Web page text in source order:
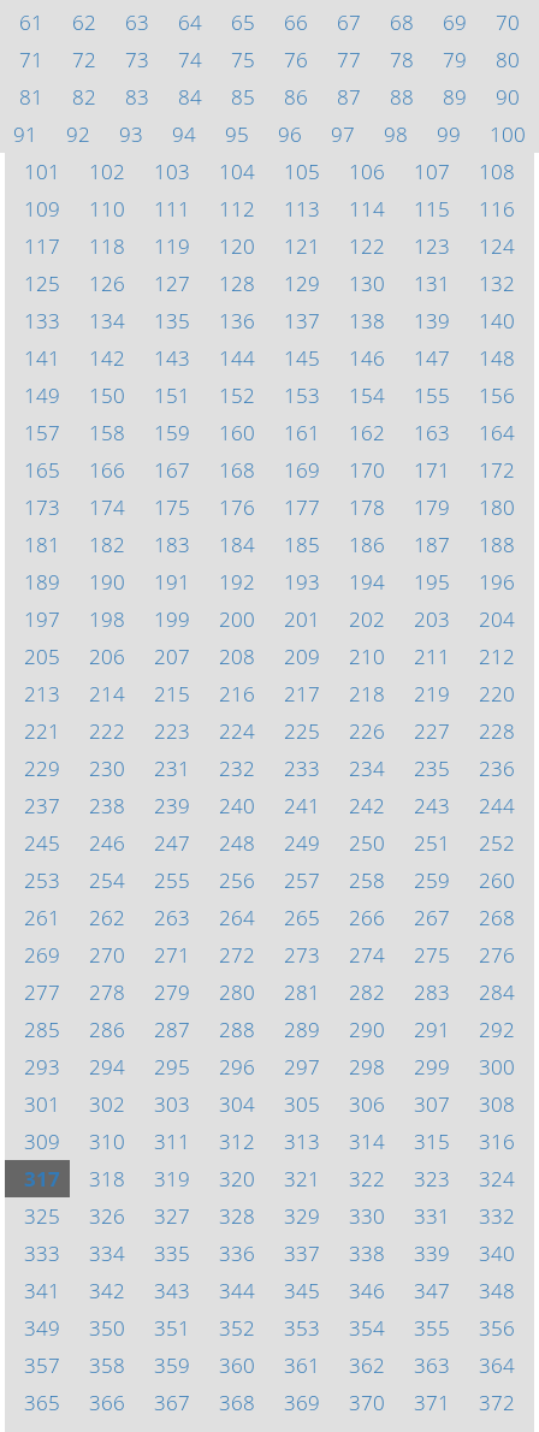
61
62 63 64 65 66 67 68 69
70
71
72 73 74 75 76 77 78 79
80
81
82 83 84 85 86 87 88 89
90
91
92 93 94 95 96 97 98 99
100
101
102 103 104 105 106 107
108
109
110 111 112 113 114 115
116
117
118 119 120 121 122 123
124
125
126 127 128 129 130 131
132
133
134 135 136 137 138 139
140
141
142 143 144 145 146 147
148
149
150 151 152 153 154 155
156
157
158 159 160 161 162 163
164
165
166 167 168 169 170 171
172
173
174 175 176 177 178 179
180
181
182 183 184 185 186 187
188
189
190 191 192 193 194 195
196
197
198 199 200 201 202 203
204
205
206 207 208 209 210 211
212
213
214 215 216 217 218 219
220
221
222 223 224 225 226 227
228
229
230 231 232 233 234 235
236
237
238 239 240 241 242 243
244
245
246 247 248 249 250 251
252
253
254 255 256 257 258 259
260
261
262 263 264 265 266 267
268
269
270 271 272 273 274 275
276
277
278 279 280 281 282 283
284
285
286 287 288 289 290 291
292
293
294 295 296 297 298 299
300
301
302 303 304 305 306 307
308
309
310 311 312 313 314 315
316
317
318 319 320 321 322 323
324
325
326 327 328 329 330 331
332
333
334 335 336 337 338 339
340
341
342 343 344 345 346 347
348
349
350 351 352 353 354 355
356
357
358 359 360 361 362 363
364
365
366 367 368 369 370 371
372